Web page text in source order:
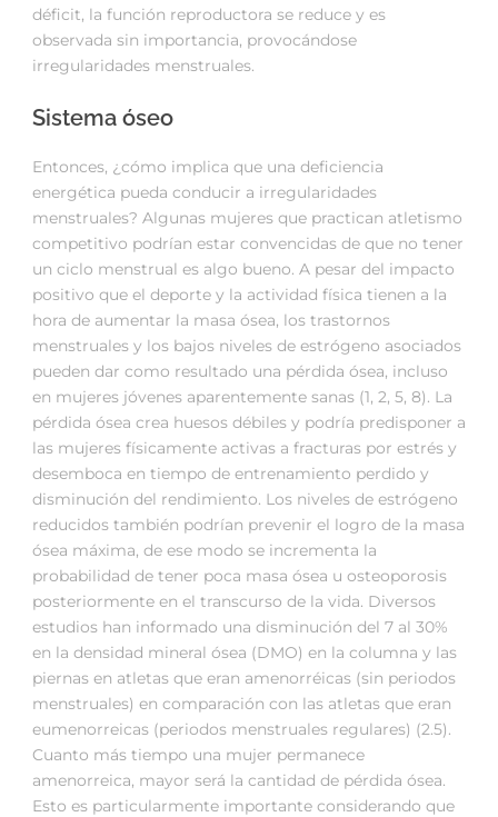
déficit, la función reproductora se reduce y es
observada sin importancia, provocándose
irregularidades menstruales.
Sistema óseo
Entonces, ¿cómo implica que una deficiencia
energética pueda conducir a irregularidades
menstruales? Algunas mujeres que practican atletismo
competitivo podrían estar convencidas de que no tener
un ciclo menstrual es algo bueno. A pesar del impacto
positivo que el deporte y la actividad física tienen a la
hora de aumentar la masa ósea, los trastornos
menstruales y los bajos niveles de estrógeno asociados
pueden dar como resultado una pérdida ósea, incluso
en mujeres jóvenes aparentemente sanas (1, 2, 5, 8). La
pérdida ósea crea huesos débiles y podría predisponer a
las mujeres físicamente activas a fracturas por estrés y
desemboca en tiempo de entrenamiento perdido y
disminución del rendimiento. Los niveles de estrógeno
reducidos también podrían prevenir el logro de la masa
ósea máxima, de ese modo se incrementa la
probabilidad de tener poca masa ósea u osteoporosis
posteriormente en el transcurso de la vida. Diversos
estudios han informado una disminución del 7 al 30%
en la densidad mineral ósea (DMO) en la columna y las
piernas en atletas que eran amenorréicas (sin periodos
menstruales) en comparación con las atletas que eran
eumenorreicas (periodos menstruales regulares) (2.5).
Cuanto más tiempo una mujer permanece
amenorreica, mayor será la cantidad de pérdida ósea.
Esto es particularmente importante considerando que